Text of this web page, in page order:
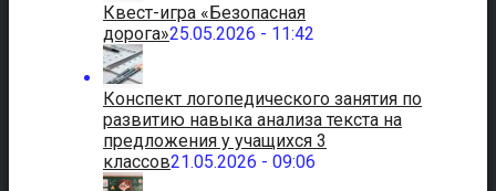
Квест-игра «Безопасная
дорога»25.05.2026 - 11:42
Конспект логопедического занятия по
развитию навыка анализа текста на
предложения у учащихся 3
классов21.05.2026 - 09:06